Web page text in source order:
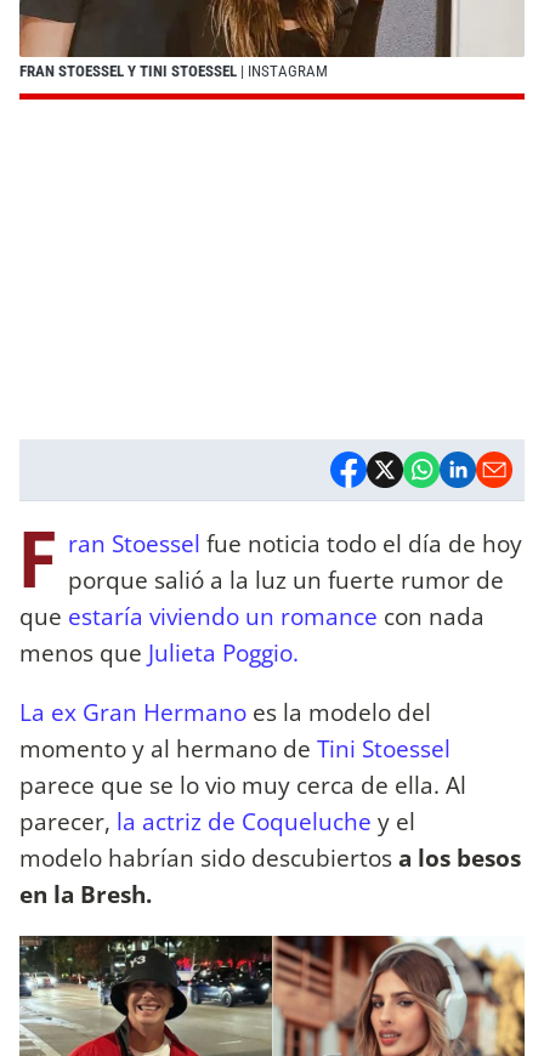
FRAN STOESSEL Y TINI STOESSEL | INSTAGRAM
F ran Stoessel fue noticia todo el día de hoy
porque salió a la luz un fuerte rumor de
que estaría viviendo un romance con nada
menos que Julieta Poggio.
La ex Gran Hermano es la modelo del
momento y al hermano de Tini Stoessel
parece que se lo vio muy cerca de ella. Al
parecer, la actriz de Coqueluche y el
modelo habrían sido descubiertosa los besos
en la Bresh.